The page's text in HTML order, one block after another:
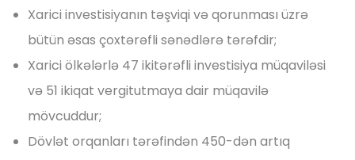
Xarici investisiyanın təşviqi və qorunması üzrə
bütün əsas çoxtərəfli sənədlərə tərəfdir;
Xarici ölkələrlə 47 ikitərəfli investisiya müqaviləsi
və 51 ikiqat vergitutmaya dair müqavilə
mövcuddur;
Dövlət orqanları tərəfindən 450-dən artıq